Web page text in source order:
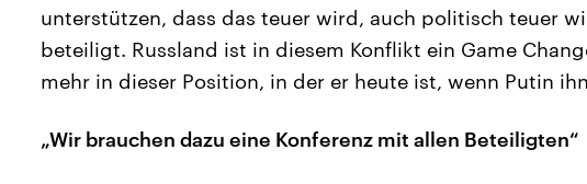
unterstützen, dass das teuer wird, auch politisch teuer
beteiligt. Russland ist in diesem Konflikt ein Game
mehr in dieser Position, in der er heute ist, wenn Putin
„Wir brauchen dazu eine Konferenz mit allen Beteiligten“